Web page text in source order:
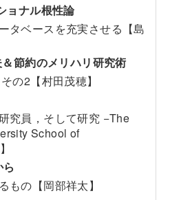
ョナル根性論
タベースを充実させる【島
節約のメリハリ研究術
の2【村田茂穂】
究員，そして研究 −The
School of
もの【岡部祥太】